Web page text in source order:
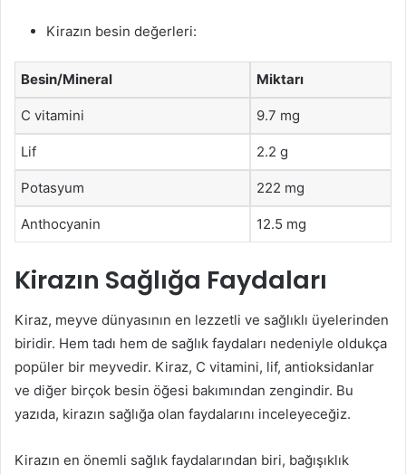
Kirazın besin değerleri:
Besin/Mineral Miktarı
C vitamini 9.7 mg
Lif 2.2 g
Potasyum 222 mg
Anthocyanin 12.5 mg
Kirazın Sağlığa Faydaları
Kiraz, meyve dünyasının en lezzetli ve sağlıklı üyelerinden
biridir. Hem tadı hem de sağlık faydaları nedeniyle oldukça
popüler bir meyvedir. Kiraz, C vitamini, lif, antioksidanlar
ve diğer birçok besin öğesi bakımından zengindir. Bu
yazıda, kirazın sağlığa olan faydalarını inceleyeceğiz.
Kirazın en önemli sağlık faydalarından biri, bağışıklık